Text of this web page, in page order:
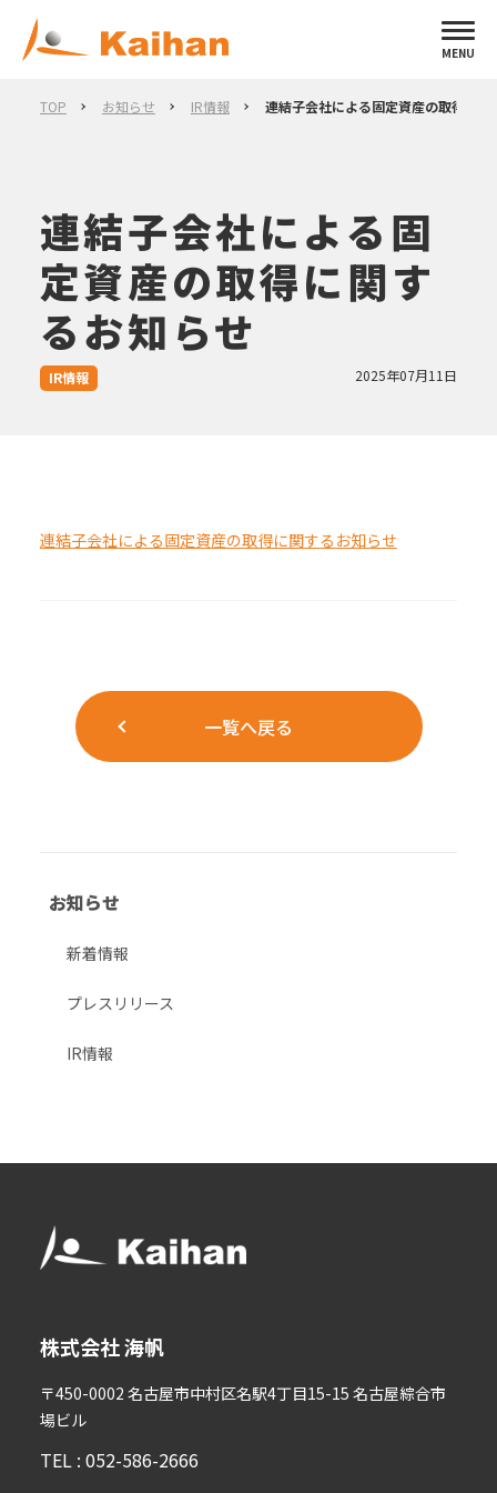
MENU
TOP お知らせ IR情報 連結子会社による固定資産の取得に関
連結子会社による固
定資産の取得に関す
るお知らせ
IR情報 2025年07月11日
お知らせ
新着情報
プレスリリース
IR情報
連結子会社による固定資産の取得に関するお知らせ
一覧へ戻る
株式会社 海帆
〒450-0002 名古屋市中村区名駅4丁目15-15 名古屋綜合市
場ビル
TEL : 052-586-2666